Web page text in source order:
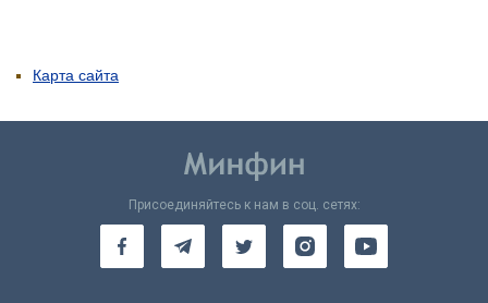
Карта сайта
Присоединяйтесь к нам в соц. сетях: